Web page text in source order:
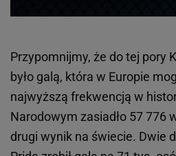
Przypomnijmy, że do tej pory
było galą, która w Europie
najwyższą frekwencją w
Narodowym zasiadło 57 776
drugi wynik na świecie. Dwie